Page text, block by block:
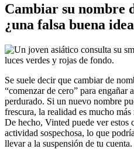
Cambiar su nombre
¿una falsa buena
Se suele decir que cambiar de
“comenzar de cero” para
perdurado. Si un nuevo nombre
frescura, la realidad es mucho
De hecho, Vinted puede ver estos
actividad sospechosa, lo que
llevar a la suspensión de tu cuenta.